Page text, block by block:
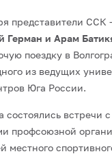
представители ССК
Герман и Арам
поездку в
из ведущих
Юга России.
состоялись встречи с
профсоюзной
местного